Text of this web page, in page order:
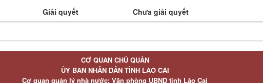
Giải quyết Chưa giải quyết
CƠ QUAN CHỦ QUẢN
ỦY BAN NHÂN DÂN TỈNH LÀO CAI
Cơ quan quản lý nhà nước: Văn phòng UBND tỉnh Lào Cai